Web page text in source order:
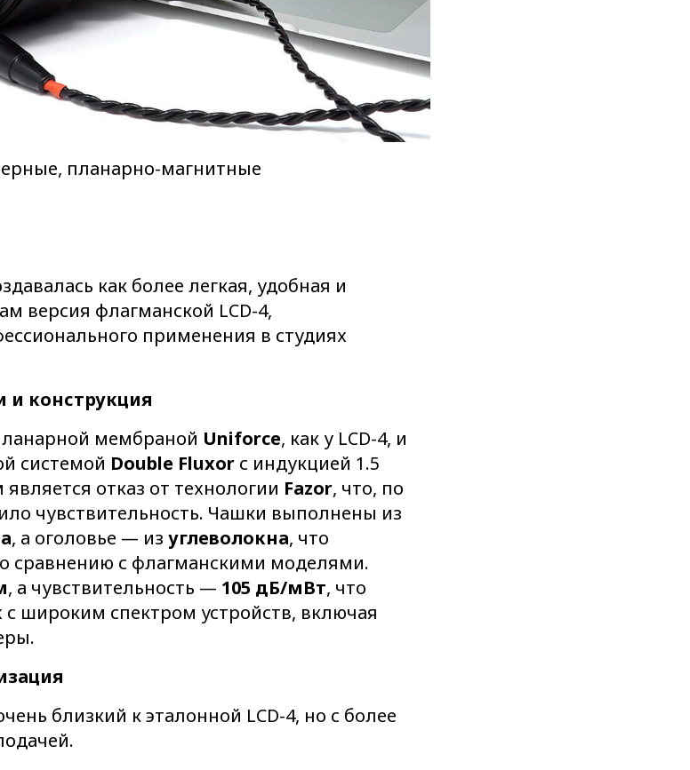
планарно-магнитные
как более легкая, удобная и
версия флагманской LCD-4,
применения в студиях
и конструкция
мембраной Uniforce, как у LCD-4, и
системой Double Fluxor с индукцией 1.5
отказ от технологии Fazor, что, по
чувствительность. Чашки выполнены из
, а оголовье — из углеволокна, что
сравнению с флагманскими моделями.
, а чувствительность — 105 дБ/мВт, что
с широким спектром устройств, включая
близкий к эталонной LCD-4, но с более